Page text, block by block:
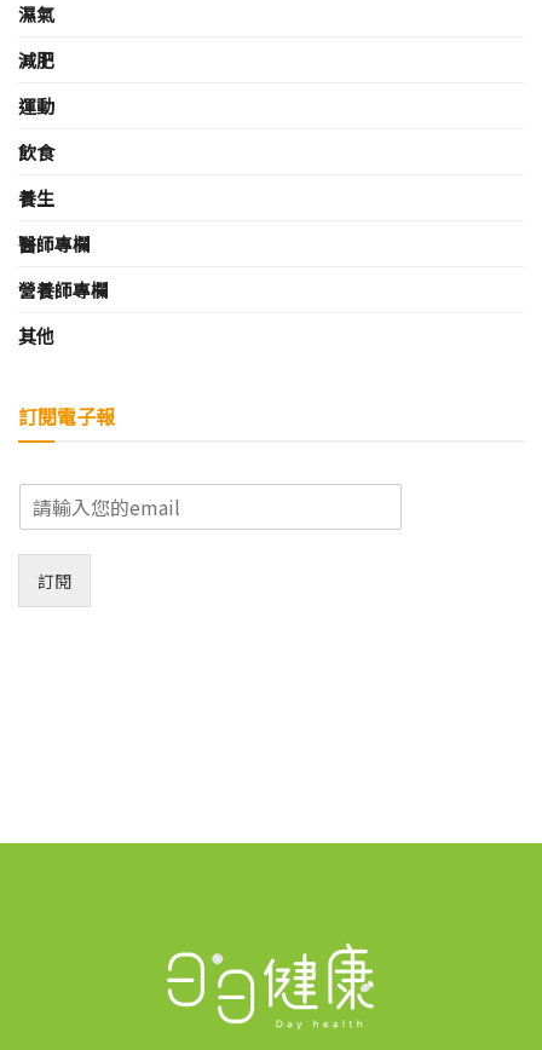
濕氣
減肥
運動
飲食
養生
醫師專欄
營養師專欄
其他
訂閱電子報
E
m
*
訂閱